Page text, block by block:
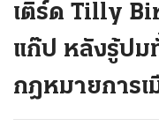
เติร์ด Tilly
แก๊ป หลังรู้ปม
กฎหมายการ